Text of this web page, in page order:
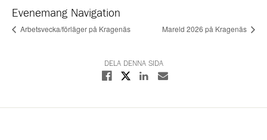
Evenemang Navigation
Arbetsvecka/förläger på Kragenäs Mareld 2026 på Kragenäs
DELA DENNA SIDA
Dela på Facebook
Dela på XDela på Linkedin
Dela med E-post